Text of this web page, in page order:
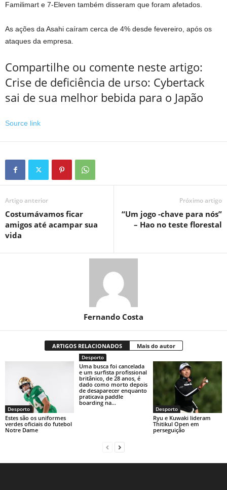
Familimart e 7-Eleven também disseram que foram afetados.
As ações da Asahi caíram cerca de 4% desde fevereiro, após os
ataques da empresa.
Compartilhe ou comente neste artigo:
Crise de deficiência de urso: Cybertack
sai de sua melhor bebida para o Japão
Source link
Artigo anterior
Costumávamos ficar
amigos até acampar sua
vida
Próximo artigo
“Um jogo -chave para nós”
– Hao no teste florestal
Fernando Costa
ARTIGOS RELACIONADOS Mais do autor
Desporto
Estes são os uniformes
verdes oficiais do futebol
Notre Dame
Desporto
Uma busca foi cancelada
e um surfista profissional
britânico, de 28 anos, é
dado como morto depois
de desaparecer enquanto
praticava paddle
boarding na...
Desporto
Ryu e Kuwaki lideram
Thitikul Open em
perseguição